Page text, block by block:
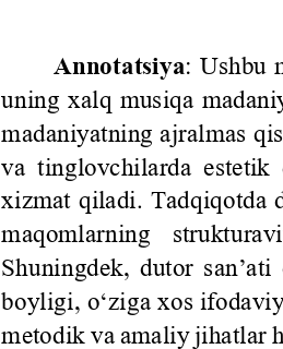
Annotatsiya: Ushbu
uning xalq musiqa
madaniyatning ajralmas
va  tinglovchilarda  estetik
xizmat qiladi.
maqomlarning
Shuningdek, dutor san’ati
boyligi, o‘ziga xos
metodik va amaliy jihatlar